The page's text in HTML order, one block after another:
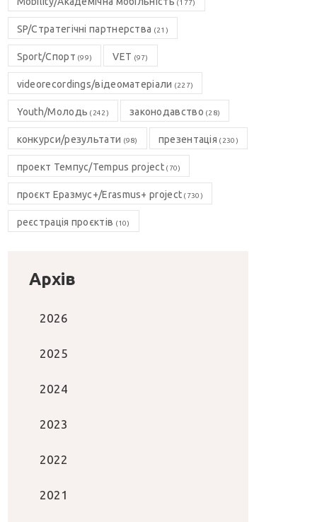
(177)
SP/Стратегічні партнерства (21)
Sport/Спорт (99) VET (97)
videorecordings/відеоматеріали (227)
Youth/Молодь (242) законодавство (28)
конкурси/результати (98) презентація (230)
проект Темпус/Tempus project(70)
проєкт Еразмус+/Erasmus+ project (730)
реєстрація проєктів (10)
Архів
2026
2025
2024
2023
2022
2021